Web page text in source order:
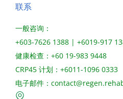
联系
一般咨询：
+603-7626 1388 | +6019-917
健康检查：+60 19-983 9448
CRP45 计划：+6011-1096 0333
电子邮件：